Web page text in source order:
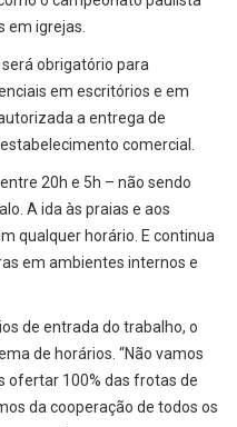
em igrejas.
obrigatório para
em escritórios e em
a entrega de
comercial.
20h e 5h – não sendo
A ida às praias e aos
qualquer horário. E continua
em ambientes internos e
de entrada do trabalho, o
de horários. “Não vamos
ofertar 100% das frotas de
da cooperação de todos os